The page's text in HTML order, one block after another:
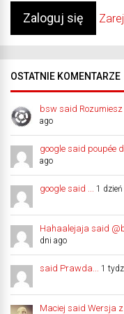
OSTATNIE KOMENTARZE
bsw said Rozumiesz
ago
google said poupée
ago
google said ... 1 dzień
Hahaalejaja said
dni ago
said Prawda... 1
Maciej said Wersja z